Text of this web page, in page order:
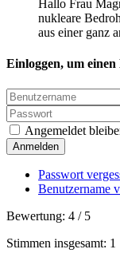
Hallo Frau
nukleare
aus einer ganz
Einloggen, um
Angemeldet
Anmelden
Passwort
Benutzername
Bewertung: 4 / 5
Stimmen insgesamt: 1